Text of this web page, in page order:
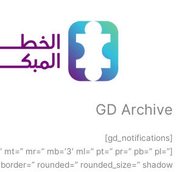
GD Archive
[gd_notifications]
mt=” mr=” mb=’3′ ml=” pt=” pr=” pb=” pl=”
border=” rounded=” rounded_size=” shadow=” ]